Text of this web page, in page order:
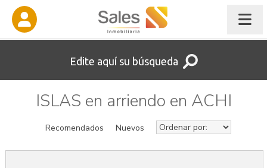
Edite aquí su búsqueda
ISLAS en arriendo en ACHI
Recomendados Nuevos